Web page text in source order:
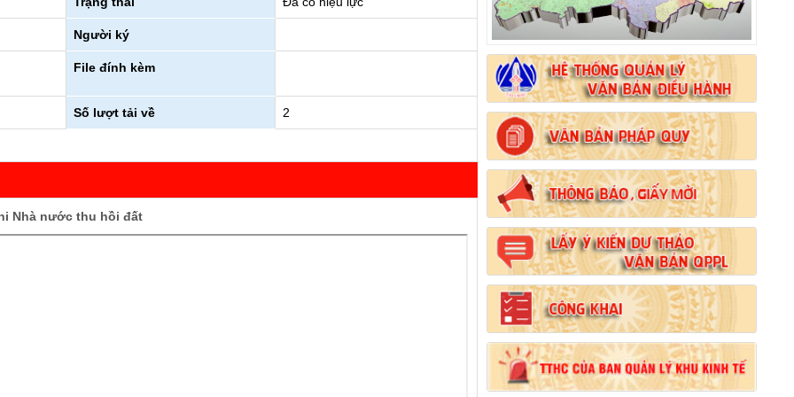
Người ký
File đính kèm
Số lượt tải về 2
Nhà nước thu hồi đất